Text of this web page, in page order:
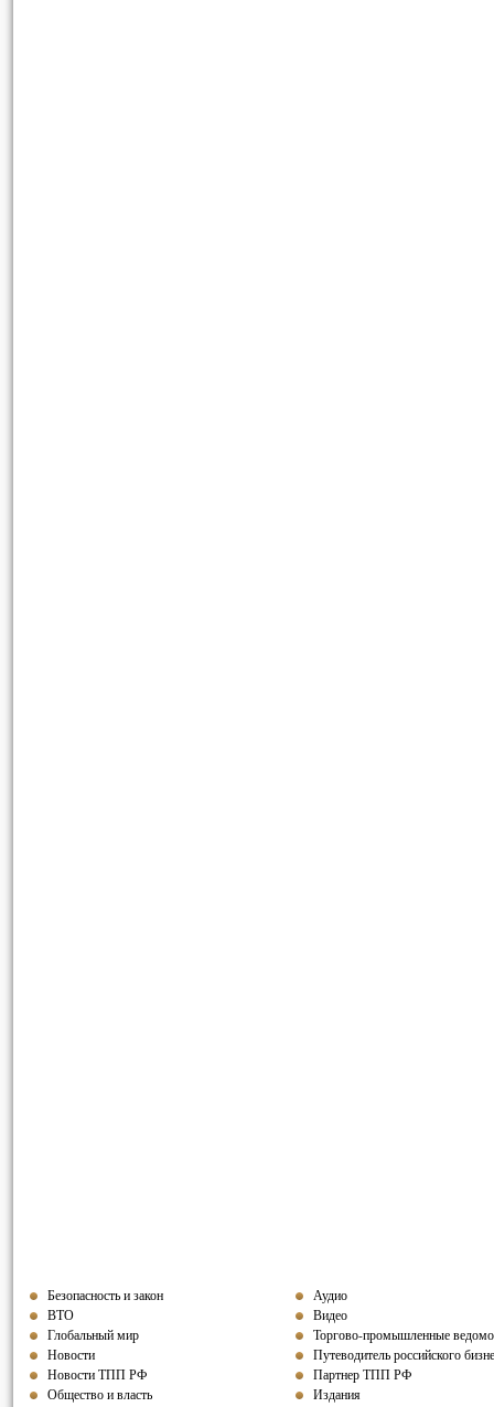
Безопасность и закон
ВТО
Глобальный мир
Новости
Новости ТПП РФ
Общество и власть
Аудио
Видео
Торгово-промышленные
Путеводитель российского
Партнер ТППРФ
Издания